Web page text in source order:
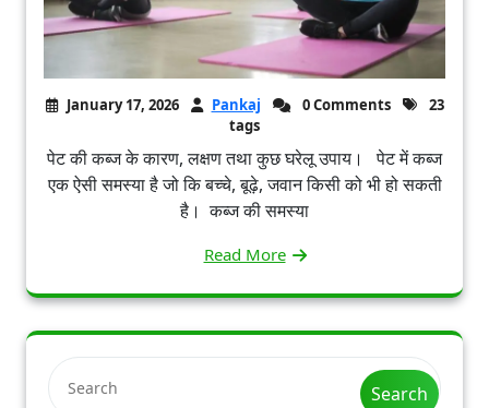
January 17, 2026 Pankaj 0 Comments
23
tags
पेट की कब्ज के कारण, लक्षण तथा कुछ घरेलू उपाय। पेट में कब्ज
एक ऐसी समस्या है जो कि बच्चे, बूढ़े, जवान किसी को भी हो सकती
है। कब्ज की समस्या
Read More
Search